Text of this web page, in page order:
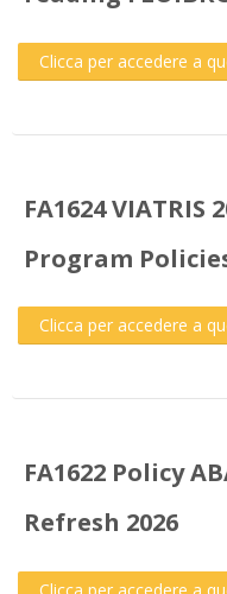
Clicca per accedere a
FA1624 VIATRIS
Program
Clicca per accedere a
FA1622 Policy
Refresh 2026
Clicca per accedere a